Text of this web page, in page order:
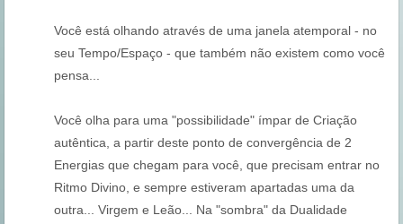
Você está olhando através de uma janela atemporal - no
seu Tempo/Espaço - que também não existem como você
pensa...
Você olha para uma "possibilidade" ímpar de Criação
autêntica, a partir deste ponto de convergência de 2
Energias que chegam para você, que precisam entrar no
Ritmo Divino, e sempre estiveram apartadas uma da
outra... Virgem e Leão... Na "sombra" da Dualidade